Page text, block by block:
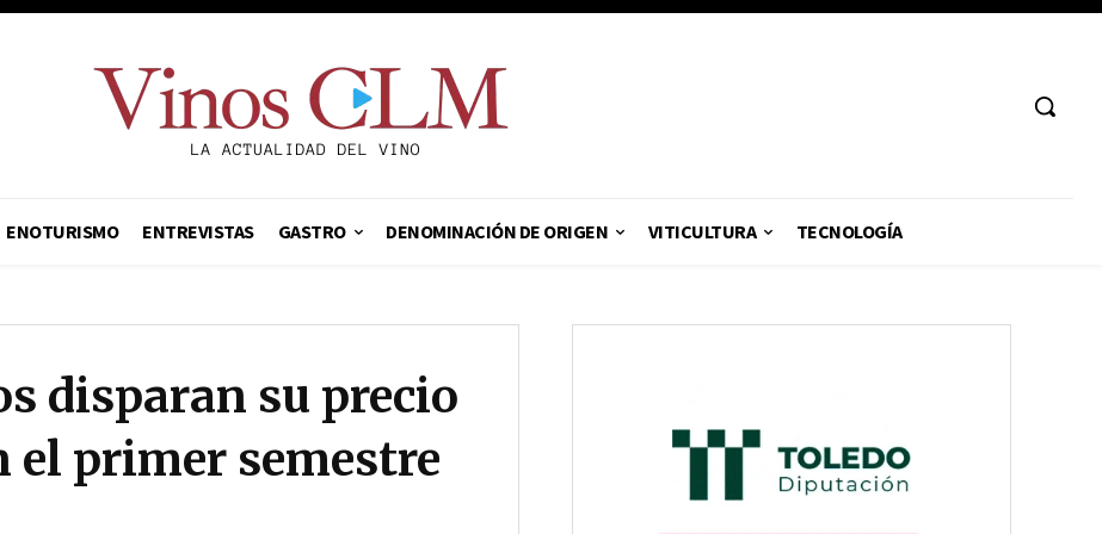
ENOTURISMO ENTREVISTAS GASTRO DENOMINACIÓN DE ORIGEN VITICULTURA TECNOLOGÍA
disparan su precio
el primer semestre